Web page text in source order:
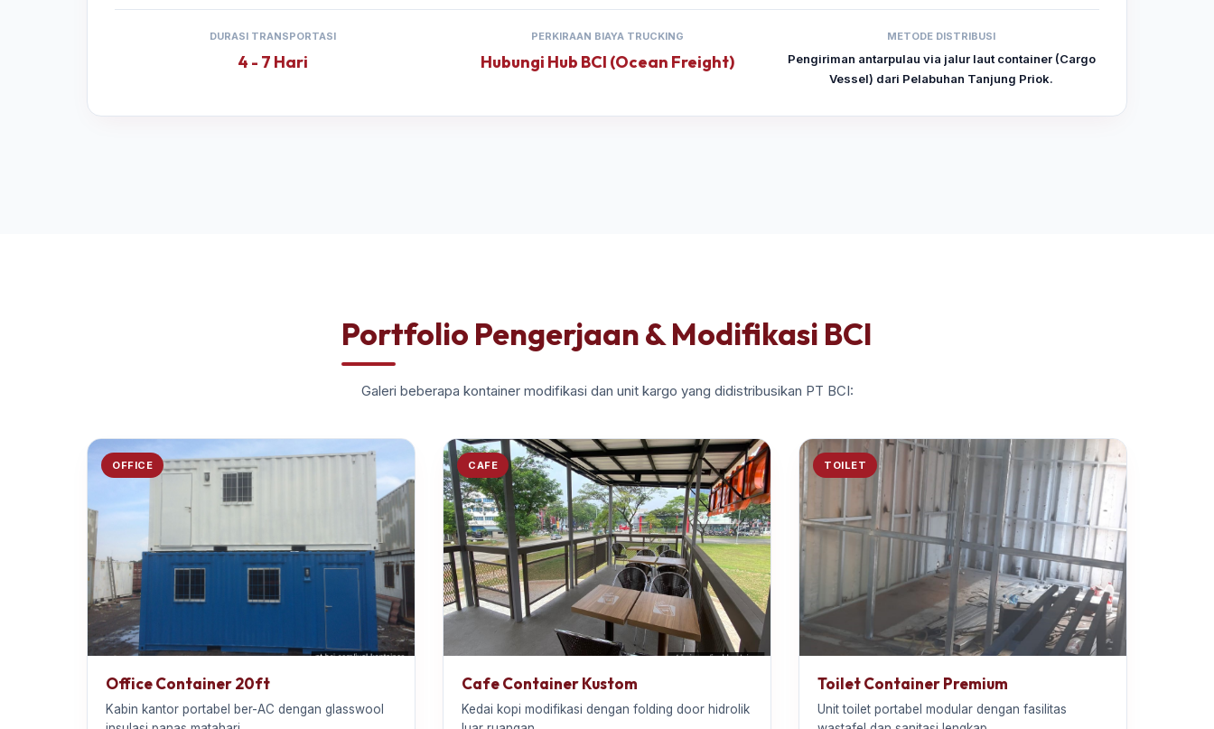
DURASI TRANSPORTASI
4 - 7 Hari
PERKIRAAN BIAYA TRUCKING
Hubungi Hub BCI (Ocean Freight)
METODE DISTRIBUSI
Pengiriman antarpulau via jalur laut container (Cargo
Vessel) dari Pelabuhan Tanjung Priok.
Portfolio Pengerjaan & Modifikasi BCI
Galeri beberapa kontainer modifikasi dan unit kargo yang didistribusikan PT BCI:
OFFICE
Office Container 20ft
Kabin kantor portabel ber-AC dengan glasswool
CAFE
Cafe Container Kustom
Kedai kopi modifikasi dengan folding door hidrolik
TOILET
Toilet Container Premium
Unit toilet portabel modular dengan fasilitas